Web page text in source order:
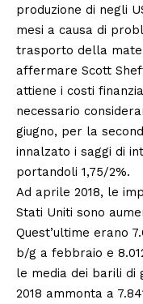
produzione di negli
mesi a causa di
trasporto della
affermare Scott
attiene i costi
necessario
giugno, per la
innalzato i saggi di
portandoli 1,75/2%.
Ad aprile 2018, le
Stati Uniti sono
Quest’ultime erano
b/g a febbraio e
le media dei barili di
2018 ammonta a